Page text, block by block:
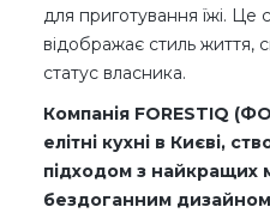
для приготування їжі.
відображає стиль життя,
статус власника.
Компанія FORESTIQ
елітні кухні в Києві,
підходом з найкращих
бездоганним